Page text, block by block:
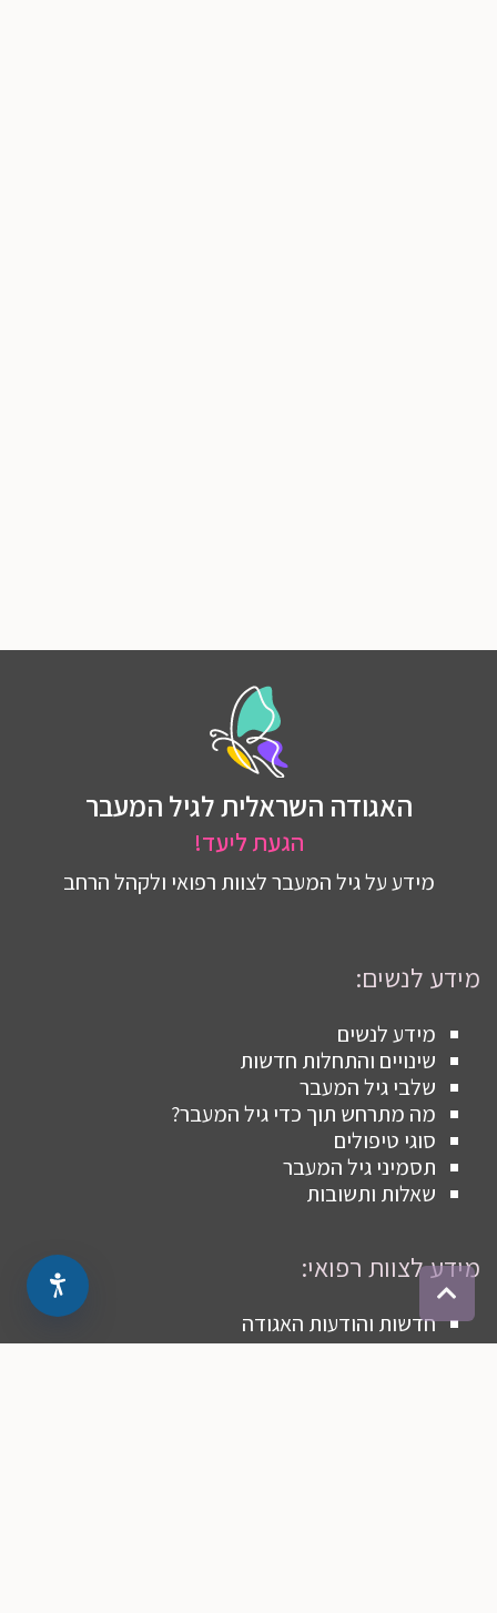
האגודה השראלית לגיל המעבר
הגעת ליעד!
מידע על גיל המעבר לצוות רפואי ולקהל הרחב
מידע לנשים:
מידע לנשים
שינויים והתחלות חדשות
שלבי גיל המעבר
מה מתרחש תוך כדי גיל המעבר?
סוגי טיפולים
תסמיני גיל המעבר
שאלות ותשובות
מידע לצוות רפואי:
חדשות והודעות האגודה
סקירת מאמרים
גלילה
לראש
העמוד